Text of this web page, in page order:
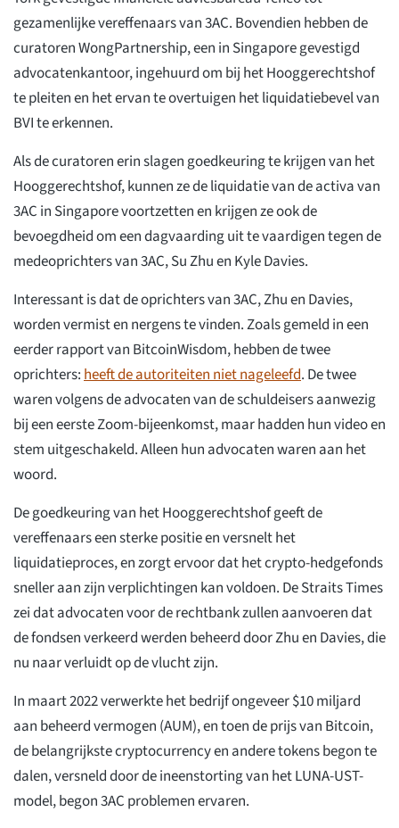
gezamenlijke vereffenaars van 3AC. Bovendien hebben de
curatoren WongPartnership, een in Singapore gevestigd
advocatenkantoor, ingehuurd om bij het Hooggerechtshof
te pleiten en het ervan te overtuigen het liquidatiebevel van
BVI te erkennen.
Als de curatoren erin slagen goedkeuring te krijgen van het
Hooggerechtshof, kunnen ze de liquidatie van de activa van
3AC in Singapore voortzetten en krijgen ze ook de
bevoegdheid om een dagvaarding uit te vaardigen tegen de
medeoprichters van 3AC, Su Zhu en Kyle Davies.
Interessant is dat de oprichters van 3AC, Zhu en Davies,
worden vermist en nergens te vinden. Zoals gemeld in een
eerder rapport van BitcoinWisdom, hebben de twee
oprichters:heeft de autoriteiten niet nageleefd. De twee
waren volgens de advocaten van de schuldeisers aanwezig
bij een eerste Zoom-bijeenkomst, maar hadden hun video en
stem uitgeschakeld. Alleen hun advocaten waren aan het
woord.
De goedkeuring van het Hooggerechtshof geeft de
vereffenaars een sterke positie en versnelt het
liquidatieproces, en zorgt ervoor dat het crypto-hedgefonds
sneller aan zijn verplichtingen kan voldoen. De Straits Times
zei dat advocaten voor de rechtbank zullen aanvoeren dat
de fondsen verkeerd werden beheerd door Zhu en Davies, die
nu naar verluidt op de vlucht zijn.
In maart 2022 verwerkte het bedrijf ongeveer $10 miljard
aan beheerd vermogen (AUM), en toen de prijs van Bitcoin,
de belangrijkste cryptocurrency en andere tokens begon te
dalen, versneld door de ineenstorting van het LUNA-UST-
model, begon 3AC problemen ervaren.